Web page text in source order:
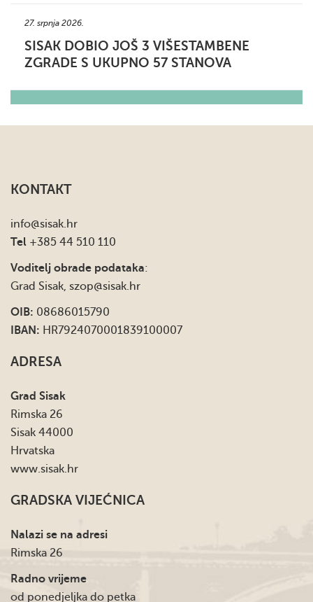
27. srpnja 2026.
SISAK DOBIO JOŠ 3 VIŠESTAMBENE
ZGRADE S UKUPNO 57 STANOVA
KONTAKT
info@sisak.hr
Tel +385 44 510 110
Voditelj obrade podataka:
Grad Sisak, szop@sisak.hr
OIB: 08686015790
IBAN: HR7924070001839100007
ADRESA
Grad Sisak
Rimska 26
Sisak 44000
Hrvatska
www.sisak.hr
GRADSKA VIJEĆNICA
Nalazi se na adresi
Rimska 26
Radno vrijeme
od ponedjeljka do petka